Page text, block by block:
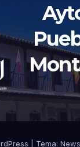
Tema: